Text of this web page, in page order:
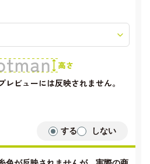
ビューには反映されません。
する しない